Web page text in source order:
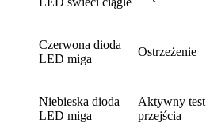
Czerwona dioda
LED miga
Ostrzeżenie
Niebieska dioda
LED miga
Aktywny test
przejścia